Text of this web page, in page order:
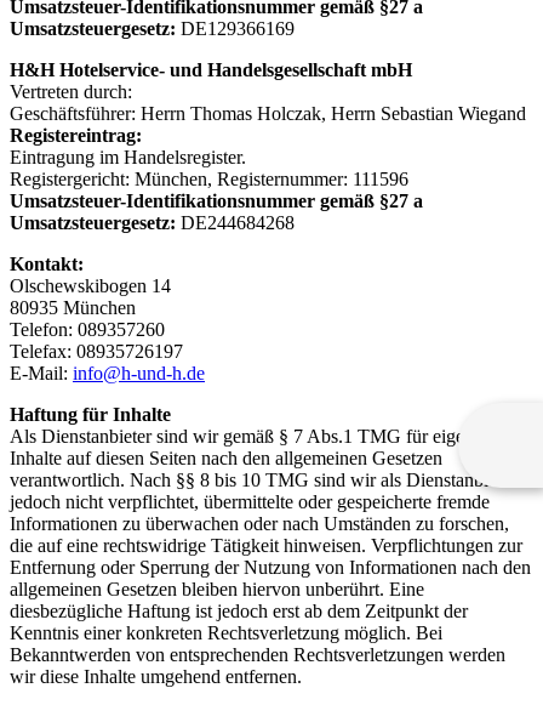
Umsatzsteuer-Identifikationsnummer gemäß §27 a
Umsatzsteuergesetz: DE129366169
H&H Hotelservice- und Handelsgesellschaft mbH
Vertreten durch:
Geschäftsführer: Herrn Thomas Holczak, Herrn Sebastian Wiegand
Registereintrag:
Eintragung im Handelsregister.
Registergericht: München, Registernummer: 111596
Umsatzsteuer-Identifikationsnummer gemäß §27 a
Umsatzsteuergesetz: DE244684268
Kontakt:
Olschewskibogen 14
80935 München
Telefon: 089357260
Telefax: 08935726197
E-Mail: info@h-und-h.de
Haftung für Inhalte
Als Dienstanbieter sind wir gemäß § 7 Abs.1 TMG für eigene
Inhalte auf diesen Seiten nach den allgemeinen Gesetzen
verantwortlich. Nach §§ 8 bis 10 TMG sind wir als Dienstanbieter
jedoch nicht verpflichtet, übermittelte oder gespeicherte fremde
Informationen zu überwachen oder nach Umständen zu forschen,
die auf eine rechtswidrige Tätigkeit hinweisen. Verpflichtungen zur
Entfernung oder Sperrung der Nutzung von Informationen nach den
allgemeinen Gesetzen bleiben hiervon unberührt. Eine
diesbezügliche Haftung ist jedoch erst ab dem Zeitpunkt der
Kenntnis einer konkreten Rechtsverletzung möglich. Bei
Bekanntwerden von entsprechenden Rechtsverletzungen werden
wir diese Inhalte umgehend entfernen.